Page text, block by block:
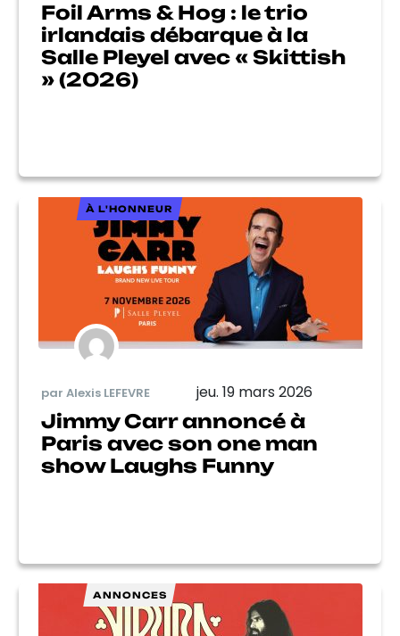
Foil Arms & Hog : le trio
irlandais débarque à la
Salle Pleyel avec « Skittish
» (2026)
À L'HONNEUR
par Alexis LEFEVRE jeu. 19 mars 2026
Jimmy Carr annoncé à
Paris avec son one man
show Laughs Funny
ANNONCES